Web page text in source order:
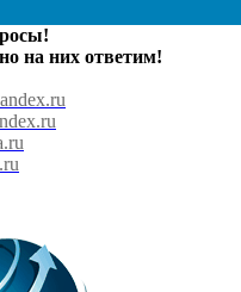
на них ответим!